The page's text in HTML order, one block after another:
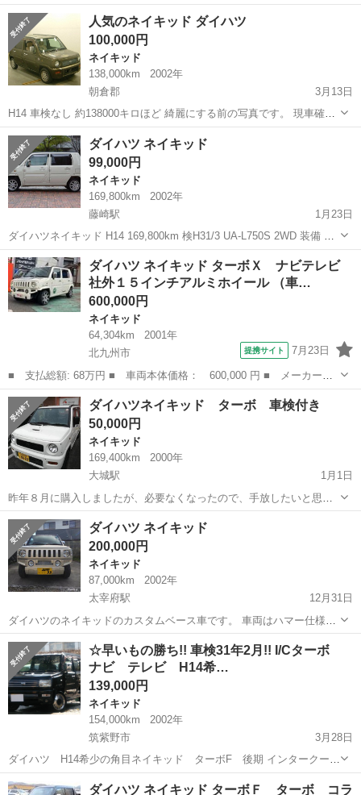
取得終了致しました。 すぐ乗れます。 小キズなどあり 社外ステレオ
福岡 朝倉郡 ネイキッド 希少
人気のネイキッド ダイハツ
100,000円
ネイキッド
138,000km
2002年
朝倉郡
3月13日
H14 車検なし 約138000キロほど 綺麗にする前の写真です。 現車確認
がありましたら綺麗にします。 突如、予告なく廃車にするかもしれま
せん。 小キズなどあり 色褪せございます。が、現在塗装に出しており
天井とボンネッ...
福岡 朝倉郡 ネイキッド
ダイハツ ネイキッド
99,000円
ネイキッド
169,800km
2002年
藤崎駅
1月23日
ダイハツネイキッド H14 169,800km 検H31/3 UA-L750S 2WD 装備 エ
アコン・パワステ・パワーウィンドウ・集中ドアロック・エアバッ
グ・キーレス・CD/DVD/フルセグ/バックカメラ・禁煙車 今...
福岡 福岡市 藤崎駅 ネイキッド
ダイハツ ネイキッド ターボＸ ナビテレビ
社外１５インチアルミホイール （車…
600,000円
ネイキッド
64,304km
2001年
北九州市
提携サイト 7月23日
■ 支払総額: 68万円 ■ 車両本体価格： 600,000 円 ■ メーカー
名： ダイハツ ■ 車種名： ネイキッド ■ グレード名： ターボ
Ｘ ナビテレビ 社外１５インチアルミホイール ■ 排気量： 660cc
■ ド...
福岡 北九州市 ネイキッド
ダイハツネイキッド ターボ 車検付き
50,000円
ネイキッド
169,400km
2000年
大城駅
1月1日
昨年８月に購入しましたが、必要なくなったので、手放したいと思っ
てます。車検H31.3/20まで付いています 購入してから ホイール ブ
ラック塗装 シートバックプレート ホワイト塗装 フロントグリル ブ
ラック塗装 下廻り塗装...
福岡 久留米市 大城駅 ネイキッド
ダイハツ ネイキッド
200,000円
ネイキッド
87,000km
2002年
太宰府駅
12月31日
ダイハツのネイキッドのカスタムベース車です。 車両はハマー仕様の
フルエアロを装着し足回りは車高調に17インチ7Jのホイルを履かせて
います。 平成14年式 走行87000㎞ 車検は平成32年4月までです。 ベー
ス理由は塗装...
福岡 太宰府市 太宰府駅 ネイキッド ハマー
☆早いもの勝ち!! 車検31年2月!! I/Cターボ
ナビ テレビ H14希…
139,000円
ネイキッド
154,000km
2002年
筑紫野市
3月28日
ダイハツ H14希少の角目ネイキッド ターボF 後期 インタークーラ
ーターボ 車検31年2月まで DVDナビ古いです ワンセグテレビが見れ
ます バックカメラ、社外セキュリティー付き(?)キーレス×...
福岡 筑紫野市 ネイキッド 角目
ダイハツ ネイキッド ターボＦ ターボ コラ